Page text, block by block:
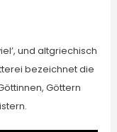
und altgriechisch
bezeichnet die
Göttern